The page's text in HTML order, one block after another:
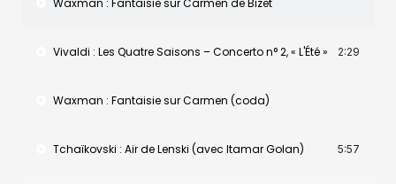
Waxman : Fantaisie sur Carmen de Bizet
Vivaldi : Les Quatre Saisons – Concerto n° 2, « L'Été » 2:29
Waxman : Fantaisie sur Carmen (coda)
Tchaïkovski : Air de Lenski (avec Itamar Golan) 5:57